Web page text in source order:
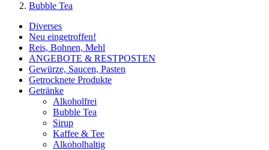
Bubble Tea
Diverses
Neu eingetroffen!
Reis, Bohnen, Mehl
ANGEBOTE & RESTPOSTEN
Gewürze, Saucen, Pasten
Getrocknete Produkte
Getränke
Alkoholfrei
Bubble Tea
Sirup
Kaffee & Tee
Alkoholhaltig